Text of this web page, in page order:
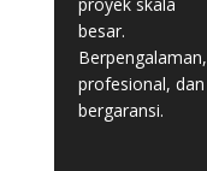
besar.
Berpengalaman,
profesional, dan
bergaransi.